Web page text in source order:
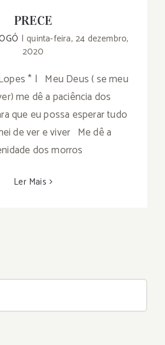
PRECE
| quinta-feira, 24 dezembro,
2020
* | Meu Deus ( se meu
me dê a paciência dos
que eu possa esperar tudo
de ver e viver Me dê a
dos morros
Ler Mais